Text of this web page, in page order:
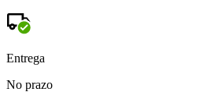
Entrega
No prazo